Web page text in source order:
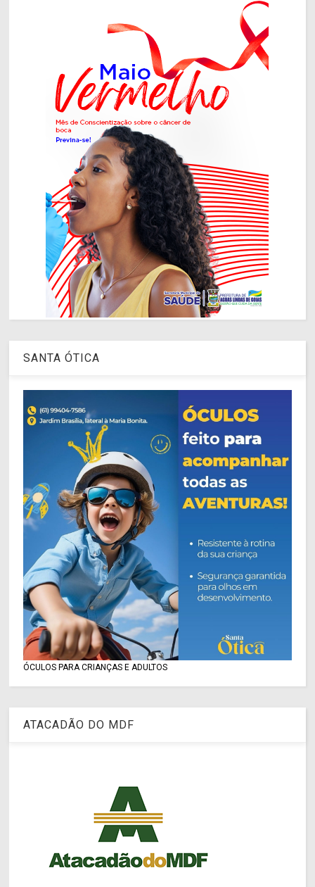
SANTA ÓTICA
ÓCULOS PARA CRIANÇAS E ADULTOS
ATACADÃO DO MDF